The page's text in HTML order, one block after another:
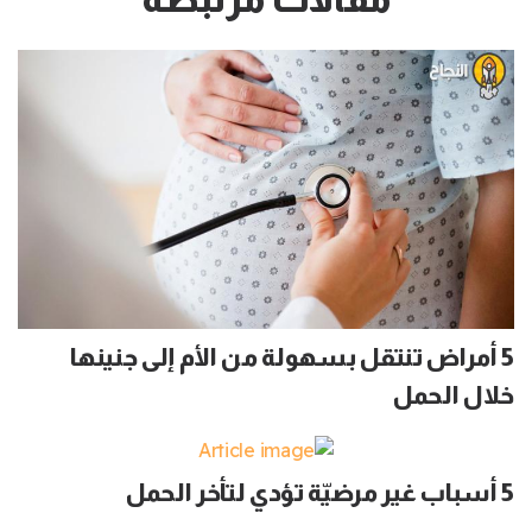
5 أمراض تنتقل بسهولة من الأم إلى جنينها
خلال الحمل
5 أسباب غير مرضيّة تؤدي لتأخر الحمل